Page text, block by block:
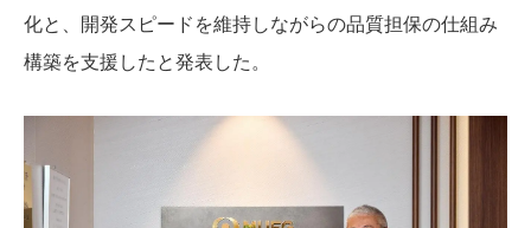
化と、開発スピードを維持しながらの品質担保の仕組み
構築を支援したと発表した。